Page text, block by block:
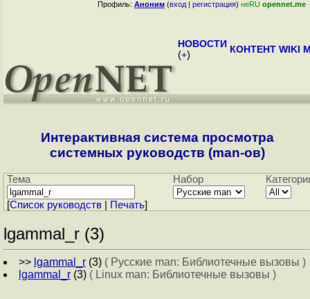
Профиль: Аноним (вход | регистрация) неRU opennet.me
НОВОСТИ
(+) КОНТЕНТ WIKI
Интерактивная система просмотра
системных руководств (man-ов)
Тема Набор
[Cписок руководств Печать]
lgammal_r (3)
>> lgammal_r (3) ( Русские man: Библиотечные вызовы )
lgammal_r (3) ( Linux man: Библиотечные вызовы )